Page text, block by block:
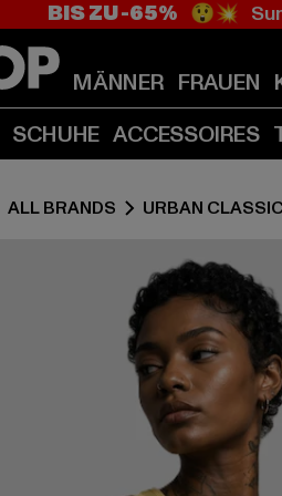
BIS ZU -65% 😲💥
MÄNNER FRAUEN
SCHUHE ACCESSOIRES
ALL BRANDS URBAN